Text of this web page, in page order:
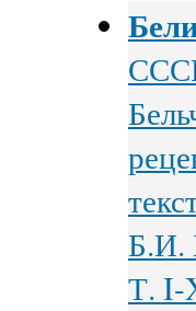
Б.И.
Т.